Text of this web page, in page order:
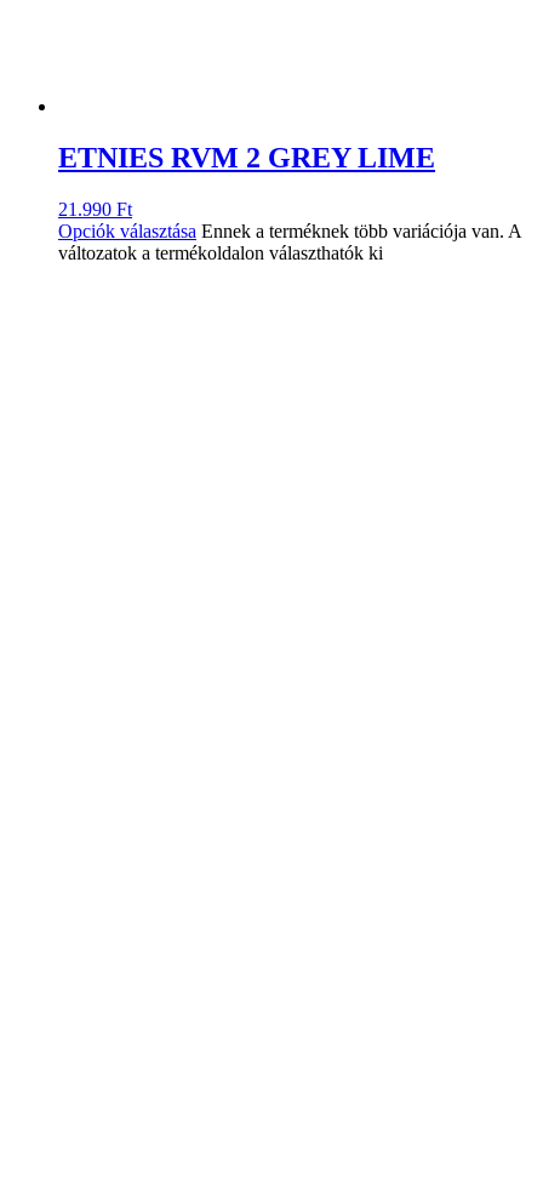
ETNIES RVM 2 GREY LIME
21.990 Ft
Opciók választása Ennek a terméknek több variációja van. A
változatok a termékoldalon választhatók ki